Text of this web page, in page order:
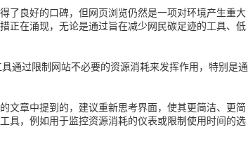
了良好的口碑，但网页浏览仍然是一项对环境产生重大
正在涌现，无论是通过旨在减少网民碳足迹的工具、低
通过限制网站不必要的资源消耗来发挥作用，特别是通
文章中提到的，建议重新思考界面，使其更简洁、更简
具，例如用于监控资源消耗的仪表或限制使用时间的选